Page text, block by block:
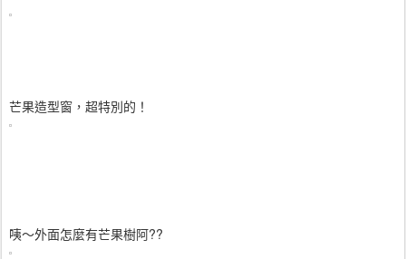
芒果造型窗，超特別的！
咦～外面怎麼有芒果樹阿??